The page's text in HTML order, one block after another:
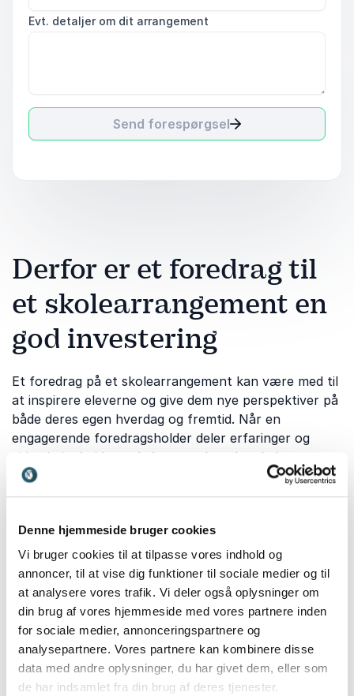
Denne hjemmeside bruger cookies
Vi bruger cookies til at tilpasse vores indhold og
annoncer, til at vise dig funktioner til sociale medier og til
at analysere vores trafik. Vi deler også oplysninger om
din brug af vores hjemmeside med vores partnere inden
for sociale medier, annonceringspartnere og
analysepartnere. Vores partnere kan kombinere disse
data med andre oplysninger, du har givet dem, eller som
de har indsamlet fra din brug af deres tjenester.
Evt. detaljer om dit arrangement
Send forespørgsel
Derfor er et foredrag til
et skolearrangement en
god investering
Et foredrag på et skolearrangement kan være med til
at inspirere eleverne og give dem nye perspektiver på
både deres egen hverdag og fremtid. Når en
engagerende foredragsholder deler erfaringer og
viden i øjenhøjde med eleverne, kan det skabe
refleksion og motivere dem til at forholde sig til både
fællesskab, trivsel og deres egne muligheder.
Foredragsholdere somSøren Østergaard
trivsel blandt unge og giver værdifulde perspektiver
på, hvordan unge navigerer i deres hverdag.Aida Bikic
deler personlige fortællinger om identitet, mod og at
finde sin egen vej i livet, hvilket ofte skaber stærk
genklang hos elever.Noemi Katznelsonbidrager med
forskningsbaseret viden om unge, motivation og
uddannelse, som kan give både elever og undervisere